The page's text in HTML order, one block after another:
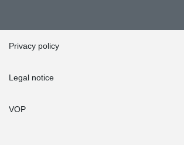
Privacy policy
Legal notice
VOP